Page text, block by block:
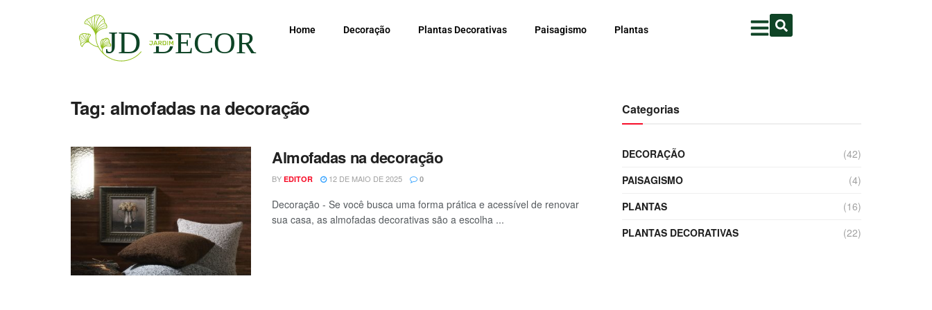
Home Decoração Plantas Decorativas Paisagismo Plantas
Tag:almofadas na decoração
Almofadas na decoração
BY EDITOR 12 DE MAIO DE 2025 0
Decoração - Se você busca uma forma prática e acessível de renovar
sua casa, as almofadas decorativas são a escolha ...
Categorias
DECORAÇÃO
(42)
PAISAGISMO
(4)
PLANTAS
(16)
PLANTAS DECORATIVAS
(22)